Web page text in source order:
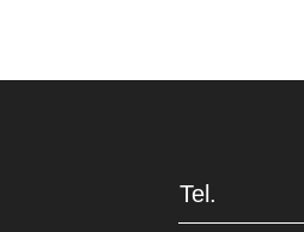
Tel.